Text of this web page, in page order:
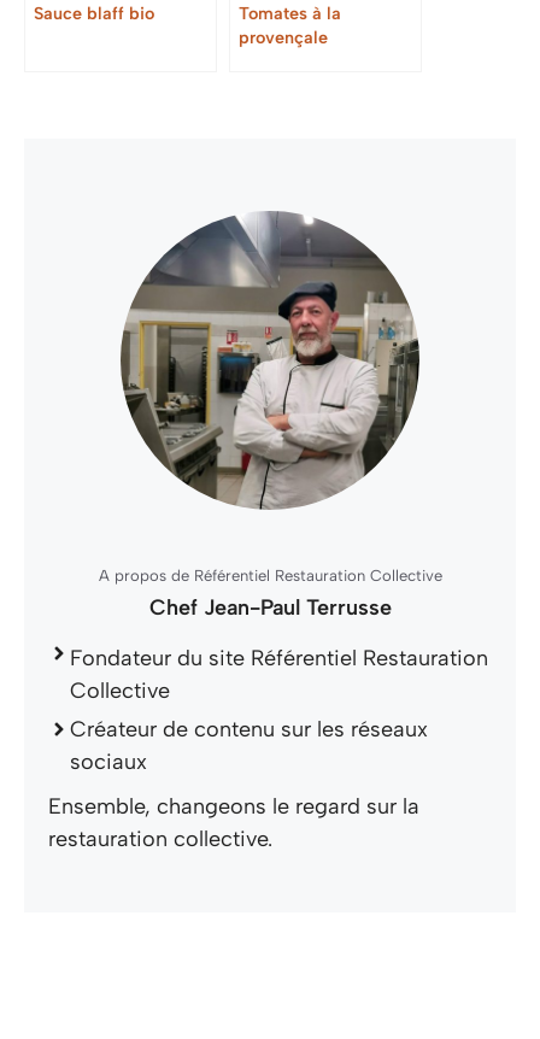
Sauce blaff bio
Tomates à la
provençale
A propos de Référentiel Restauration Collective
Chef Jean-Paul Terrusse
Fondateur du site Référentiel Restauration
Collective
Créateur de contenu sur les réseaux
sociaux
Ensemble, changeons le regard sur la
restauration collective.